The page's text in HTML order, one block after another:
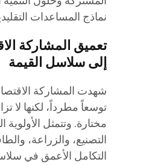
نماذج المساعدات
تعميق المشاركة
إلى سلاسل القيمة
شهدت المشاركة
توسعاً مطرداً، لكنها لا
مختارة. وتتمثل
التصنيع، والزراعة،
التكامل الأعمق في